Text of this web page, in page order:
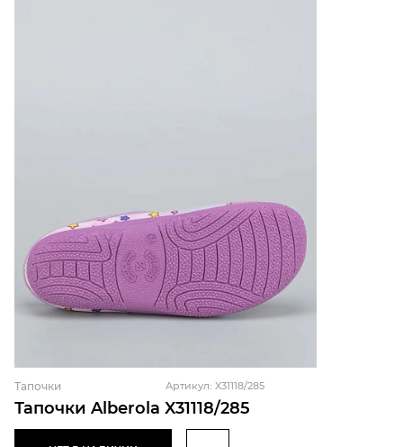
Тапочки Alberola X31118/285
Тапочки Артикул: X31118/285